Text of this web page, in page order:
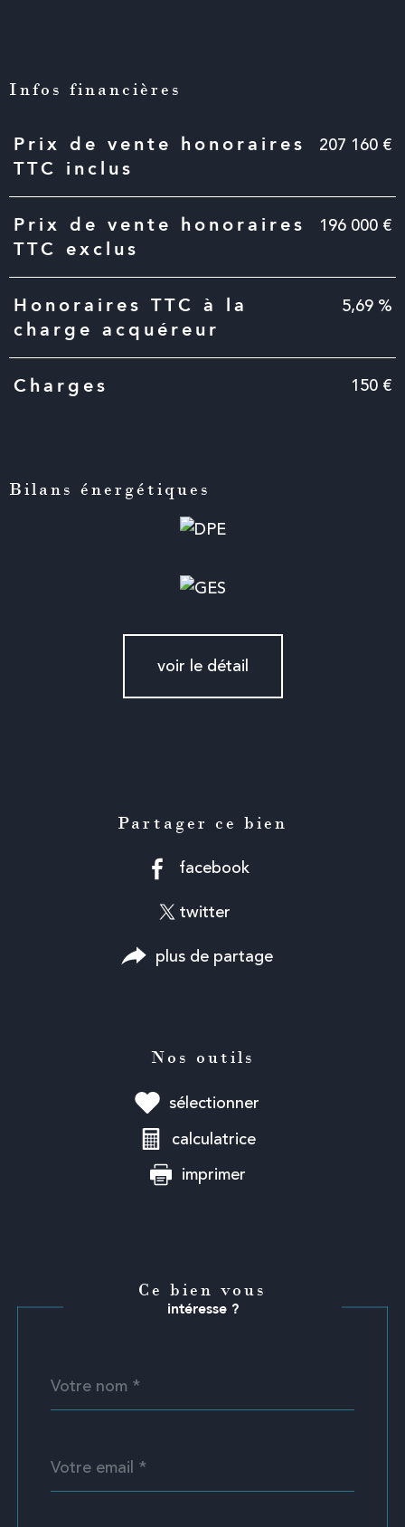
Infos financières
Caractéristiques Valeurs
Prix de vente honoraires
TTC inclus
207 160 €
Prix de vente honoraires
TTC exclus
196 000 €
Honoraires TTC à la
charge acquéreur
5,69 %
Charges 150 €
Bilans énergétiques
voir le détail
Partager ce bien
facebook
twitter
plus de partage
Nos outils
sélectionner
calculatrice
imprimer
Ce bien vous
intéresse ?
par
*
*